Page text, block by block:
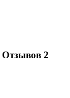
Отзывов 2